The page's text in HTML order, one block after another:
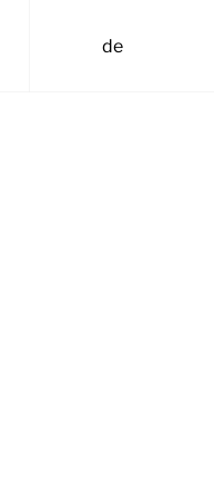
de